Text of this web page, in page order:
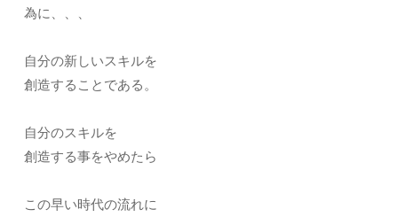
為に、、、
自分の新しいスキルを
創造することである。
自分のスキルを
創造する事をやめたら
この早い時代の流れに